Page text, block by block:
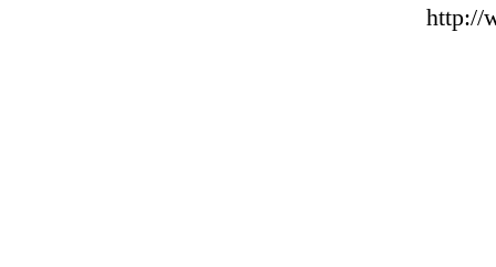
http://